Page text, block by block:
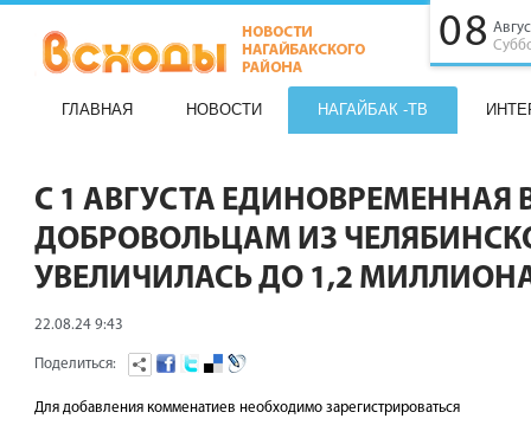
08
ГЛАВНАЯ НОВОСТИ НАГАЙБАК -ТВ
С 1 АВГУСТА
ДОБРОВОЛЬЦАМ ИЗ
УВЕЛИЧИЛАСЬ ДО 1,2
22.08.24 9:43
Поделиться:
Для добавления комменатиев необходимо зарегистрироваться